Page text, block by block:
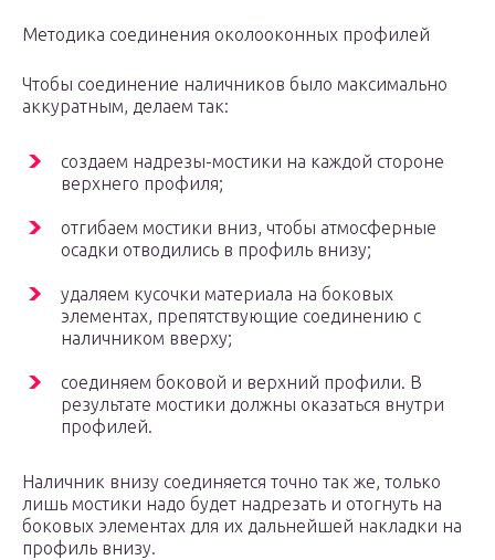
Методика соединения околооконных профилей
Чтобы соединение наличников было максимально
аккуратным, делаем так:
создаем надрезы-мостики на каждой стороне
верхнего профиля;
отгибаем мостики вниз, чтобы атмосферные
осадки отводились в профиль внизу;
удаляем кусочки материала на боковых
элементах, препятствующие соединению с
наличником вверху;
соединяем боковой и верхний профили. В
результате мостики должны оказаться внутри
профилей.
Наличник внизу соединяется точно так же, только
лишь мостики надо будет надрезать и отогнуть на
боковых элементах для их дальнейшей накладки на
профиль внизу.